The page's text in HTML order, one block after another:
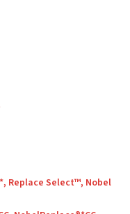
Replace Select™, Nobel